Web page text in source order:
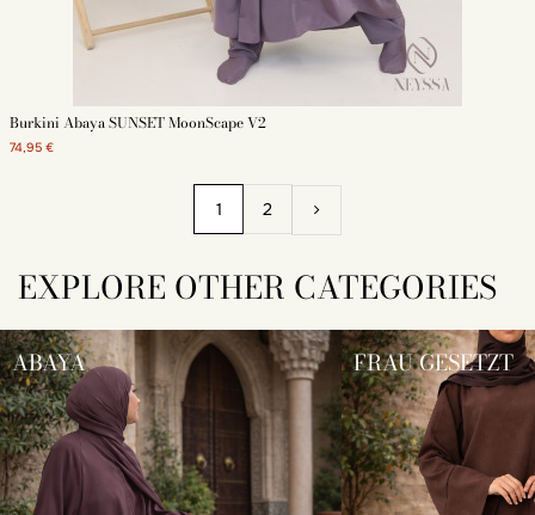
Burkini Abaya SUNSET MoonScape V2
74,95 €
1 2
EXPLORE OTHER CATEGORIES
ABAYA FRAU GESETZT